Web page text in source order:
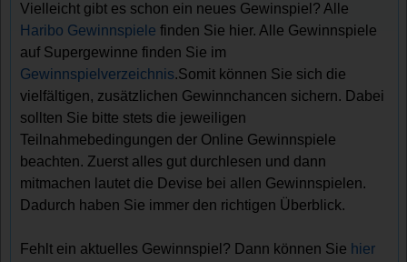
Vielleicht gibt es schon ein neues Gewinspiel? Alle
Haribo Gewinnspiele finden Sie hier. Alle Gewinnspiele
auf Supergewinne finden Sie im
Gewinnspielverzeichnis.Somit können Sie sich die
vielfältigen, zusätzlichen Gewinnchancen sichern. Dabei
sollten Sie bitte stets die jeweiligen
Teilnahmebedingungen der Online Gewinnspiele
beachten. Zuerst alles gut durchlesen und dann
mitmachen lautet die Devise bei allen Gewinnspielen.
Dadurch haben Sie immer den richtigen Überblick.
Fehlt ein aktuelles Gewinnspiel? Dann können Sie hier